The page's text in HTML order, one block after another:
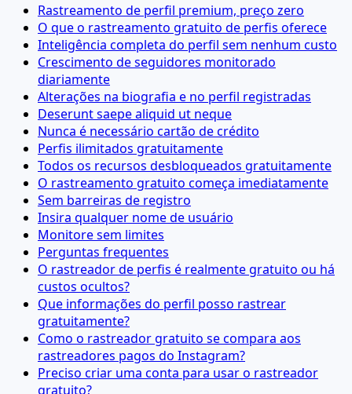
Rastreamento de perfil premium, preço zero
O que o rastreamento gratuito de perfis oferece
Inteligência completa do perfil sem nenhum custo
Crescimento de seguidores monitorado
diariamente
Alterações na biografia e no perfil registradas
Deserunt saepe aliquid ut neque
Nunca é necessário cartão de crédito
Perfis ilimitados gratuitamente
Todos os recursos desbloqueados gratuitamente
O rastreamento gratuito começa imediatamente
Sem barreiras de registro
Insira qualquer nome de usuário
Monitore sem limites
Perguntas frequentes
O rastreador de perfis é realmente gratuito ou há
custos ocultos?
Que informações do perfil posso rastrear
gratuitamente?
Como o rastreador gratuito se compara aos
rastreadores pagos do Instagram?
Preciso criar uma conta para usar o rastreador
gratuito?